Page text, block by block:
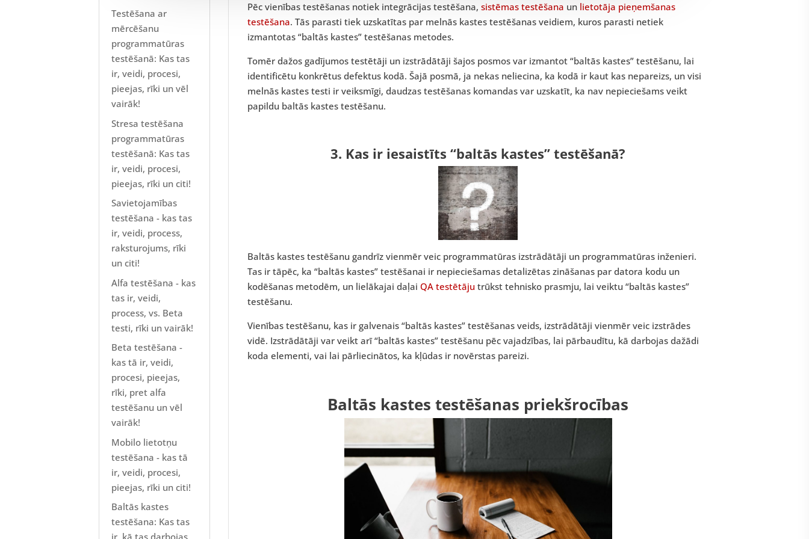
Pēc vienības testēšanas notiek integrācijas testēšana,sistēmas testēšana un lietotāja pieņemšanas
testēšana. Tās parasti tiek uzskatītas par melnās kastes testēšanas veidiem, kuros parasti netiek
izmantotas “baltās kastes” testēšanas metodes.
Tomēr dažos gadījumos testētāji un izstrādātāji šajos posmos var izmantot “baltās kastes” testēšanu, lai
identificētu konkrētus defektus kodā. Šajā posmā, ja nekas neliecina, ka kodā ir kaut kas nepareizs, un visi
melnās kastes testi ir veiksmīgi, daudzas testēšanas komandas var uzskatīt, ka nav nepieciešams veikt
papildu baltās kastes testēšanu.
3. Kas ir iesaistīts “baltās kastes” testēšanā?
Baltās kastes testēšanu gandrīz vienmēr veic programmatūras izstrādātāji un programmatūras inženieri.
Tas ir tāpēc, ka “baltās kastes” testēšanai ir nepieciešamas detalizētas zināšanas par datora kodu un
kodēšanas metodēm, un lielākajai daļai QA testētāju trūkst tehnisko prasmju, lai veiktu “baltās kastes”
testēšanu.
Vienības testēšanu, kas ir galvenais “baltās kastes” testēšanas veids, izstrādātāji vienmēr veic izstrādes
vidē. Izstrādātāji var veikt arī “baltās kastes” testēšanu pēc vajadzības, lai pārbaudītu, kā darbojas dažādi
koda elementi, vai lai pārliecinātos, ka kļūdas ir novērstas pareizi.
Baltās kastes testēšanas priekšrocības
Testēšana ar
mērcēšanu
programmatūras
testēšanā: Kas tas
ir, veidi, procesi,
pieejas, rīki un vēl
vairāk!
Stresa testēšana
programmatūras
testēšanā: Kas tas
ir, veidi, procesi,
pieejas, rīki un citi!
Savietojamības
testēšana - kas tas
ir, veidi, process,
raksturojums, rīki
un citi!
Alfa testēšana - kas
tas ir, veidi,
process, vs. Beta
testi, rīki un vairāk!
Beta testēšana -
kas tā ir, veidi,
procesi, pieejas,
rīki, pret alfa
testēšanu un vēl
vairāk!
Mobilo lietotņu
testēšana - kas tā
ir, veidi, procesi,
pieejas, rīki un citi!
Baltās kastes
testēšana: Kas tas
ir, kā tas darbojas,